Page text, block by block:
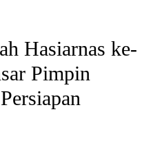
Hasiarnas ke-
Pimpin